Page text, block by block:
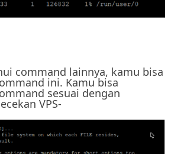
command lainnya, kamu bisa
ini. Kamu bisa
sesuai dengan
VPS-